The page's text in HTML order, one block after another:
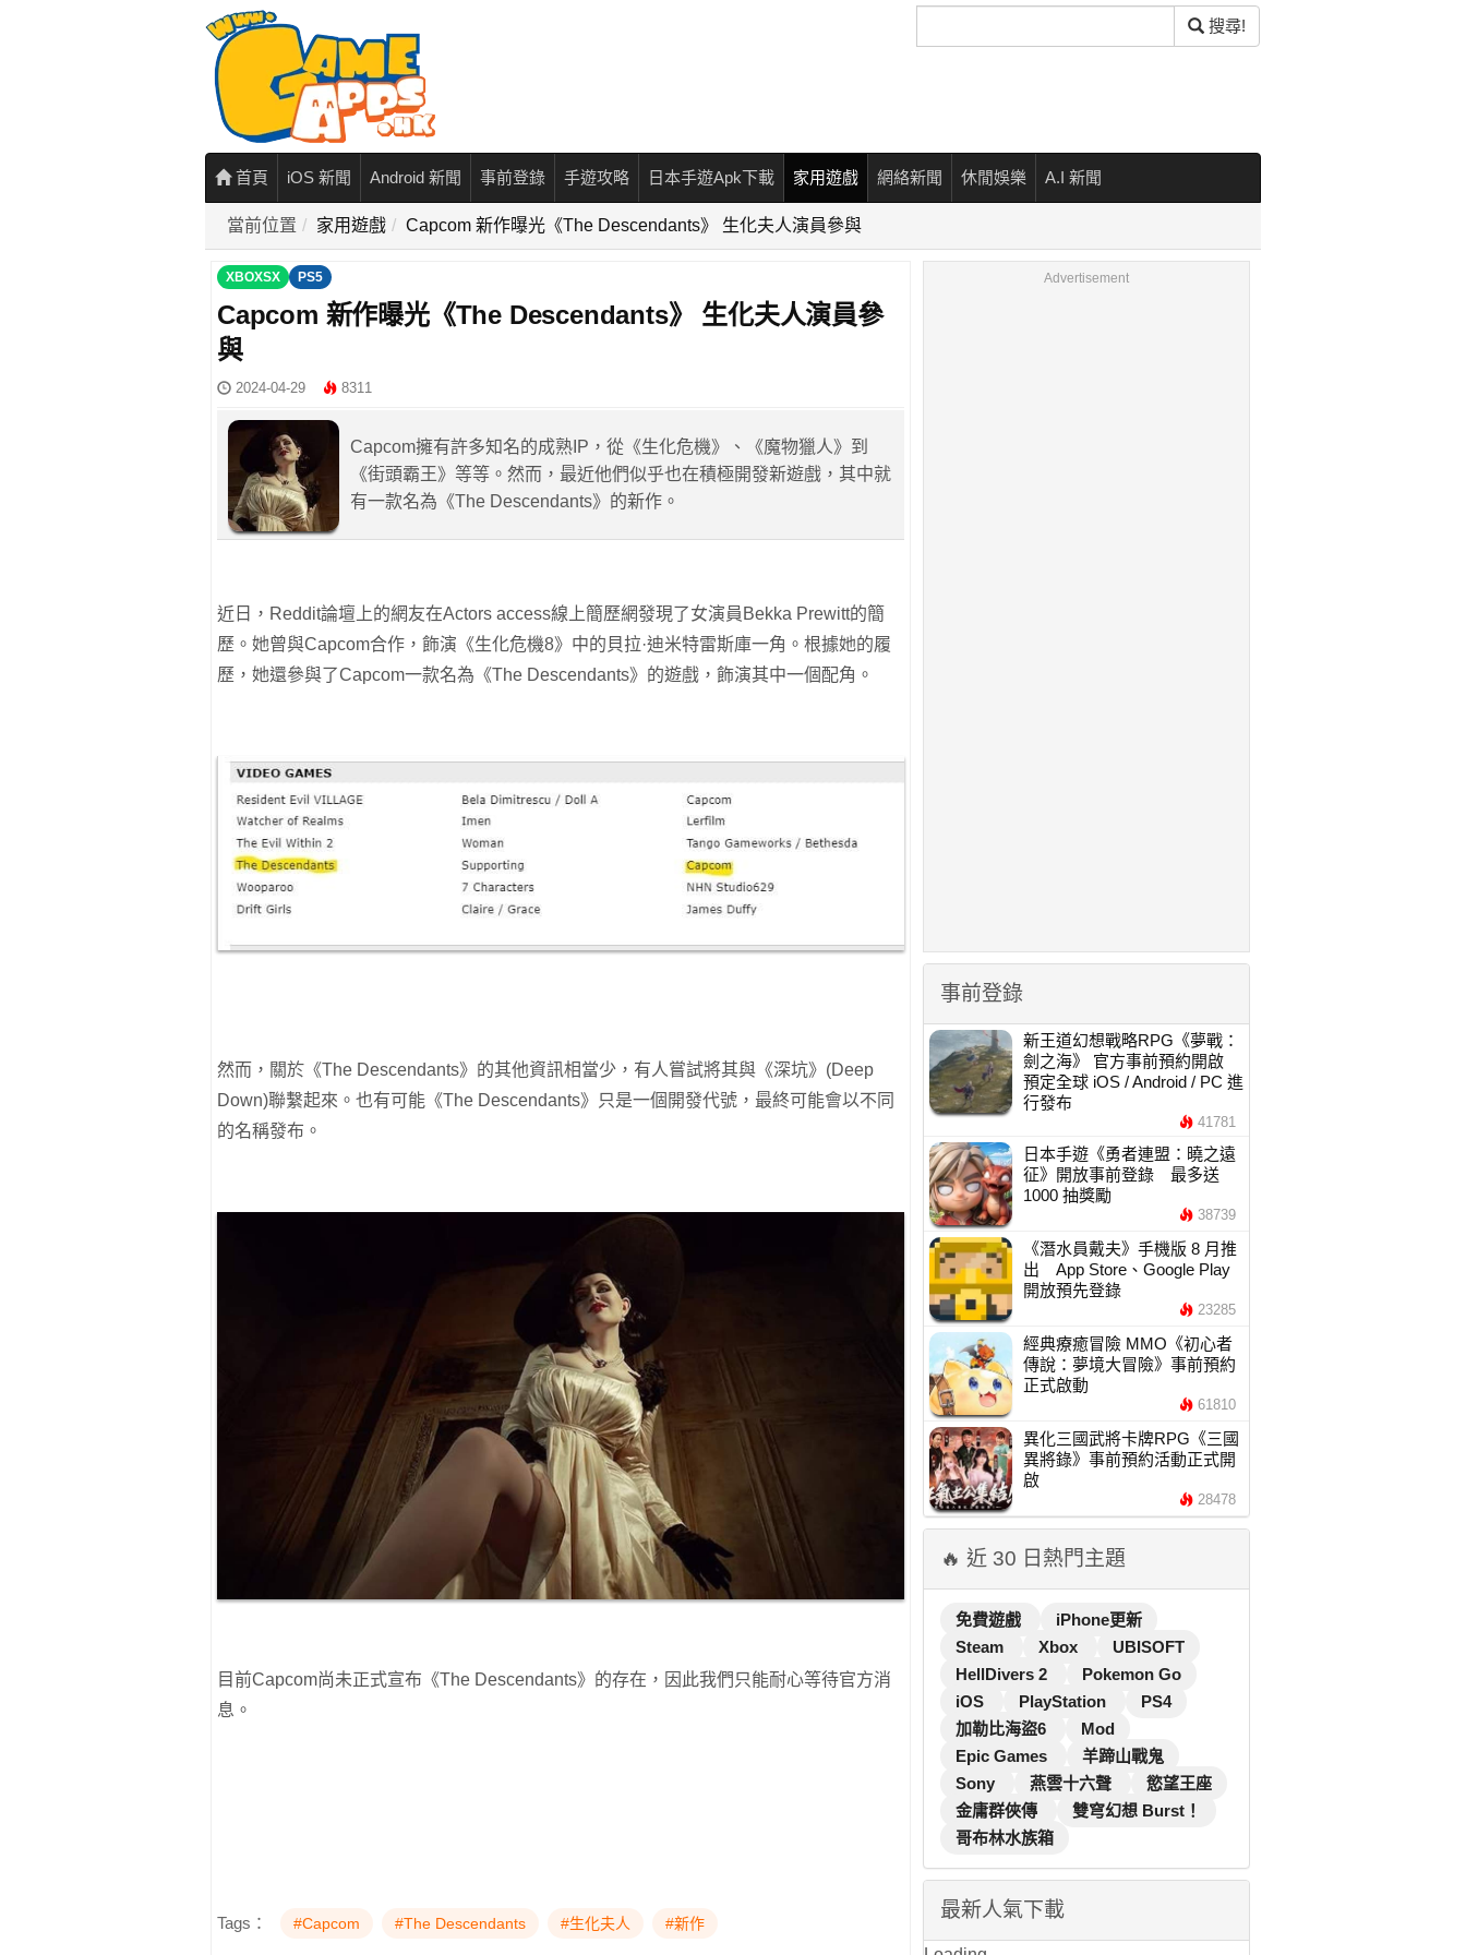
尋
搜尋!
首頁 iOS 新聞 Android 新聞 事前登錄 手遊攻略 日本手遊Apk下載 家用遊戲 網絡新聞 休閒娛樂 A.I 新聞
當前位置 家用遊戲 Capcom 新作曝光《The Descendants》 生化夫人演員參與
XBOXSX PS5
Capcom 新作曝光《The Descendants》 生化夫人演員參
與
2024-04-29 8311
Capcom擁有許多知名的成熟IP，從《生化危機》、《魔物獵人》到
《街頭霸王》等等。然而，最近他們似乎也在積極開發新遊戲，其中就
有一款名為《The Descendants》的新作。
近日，Reddit論壇上的網友在Actors access線上簡歷網發現了女演員Bekka Prewitt的簡
歷。她曾與Capcom合作，飾演《生化危機8》中的貝拉·迪米特雷斯庫一角。根據她的履
歷，她還參與了Capcom一款名為《The Descendants》的遊戲，飾演其中一個配角。
然而，關於《The Descendants》的其他資訊相當少，有人嘗試將其與《深坑》(Deep
Down)聯繫起來。也有可能《The Descendants》只是一個開發代號，最終可能會以不同
的名稱發布。
目前Capcom尚未正式宣布《The Descendants》的存在，因此我們只能耐心等待官方消
息。
Tags： #Capcom #The Descendants #生化夫人 #新作
Advertisement
事前登錄
新王道幻想戰略RPG《夢戰：
劍之海》 官方事前預約開啟
預定全球 iOS / Android / PC 進
行發布
41781
日本手遊《勇者連盟：曉之遠
征》開放事前登錄 最多送
1000 抽獎勵
38739
《潛水員戴夫》手機版 8 月推
出 App Store、Google Play
開放預先登錄
23285
經典療癒冒險 MMO《初心者
傳說：夢境大冒險》事前預約
正式啟動
61810
異化三國武將卡牌RPG《三國
異將錄》事前預約活動正式開
啟
28478
🔥 近 30 日熱門主題
免費遊戲
iPhone更新
Steam
Xbox
UBISOFT
HellDivers 2
Pokemon Go
iOS
PlayStation
PS4
加勒比海盜6
Mod
Epic Games
羊蹄山戰鬼
Sony
燕雲十六聲
慾望王座
金庸群俠傳
雙穹幻想 Burst！
哥布林水族箱
最新人氣下載